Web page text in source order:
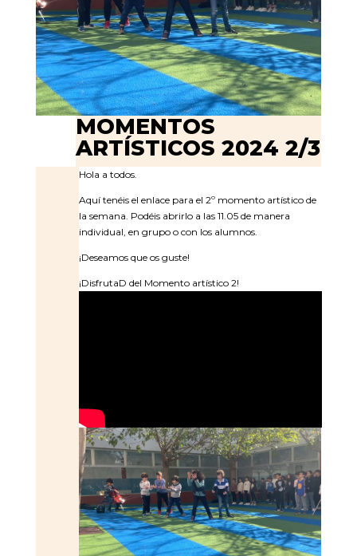
MOMENTOS
ARTÍSTICOS 2024 2/3
Hola a todos.
Aquí tenéis el enlace para el 2º momento artístico de
la semana. Podéis abrirlo a las 11.05 de manera
individual, en grupo o con los alumnos.
¡Deseamos que os guste!
¡DisfrutaD del Momento artístico 2!